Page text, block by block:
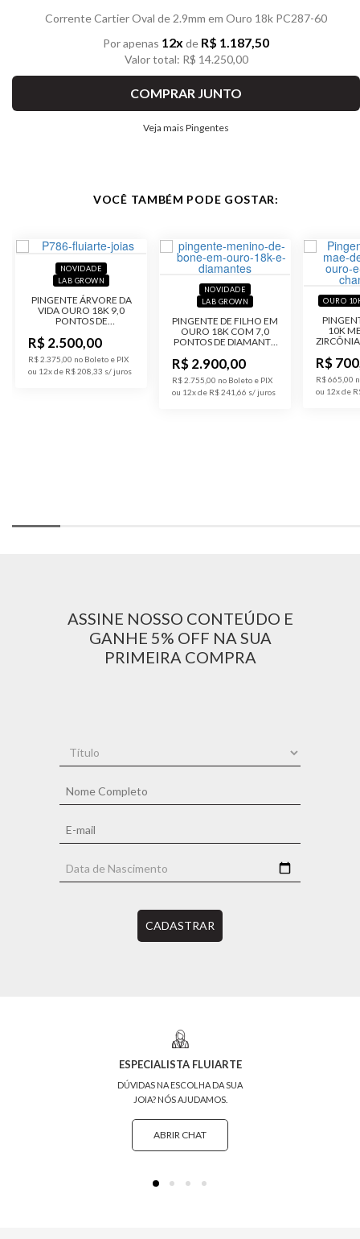
Corrente Cartier Oval de 2.9mm em Ouro 18k PC287-60
Por apenas 12x de R$ 1.187,50
Valor total: R$ 14.250,00
COMPRAR JUNTO
Veja mais Pingentes
VOCÊ TAMBÉM PODE GOSTAR:
NOVIDADE
LAB GROWN
PINGENTE ÁRVORE DA
VIDA OURO 18K 9,0
PONTOS DE
GROWN
R$ 2.500,00
R$ 2.375,00 no Boleto e PIX
ou 12x de R$ 208,33
NOVIDADE
LAB GROWN
PINGENTE DE FILHO EM
OURO 18K COM 7,0
PONTOS DE DIAMANTE
R$ 2.900,00
R$ 2.755,00 no Boleto e PIX
ou 12x de R$ 241,66
OURO
10K
R$
R$ 665,00
ou 12x de
ASSINE NOSSO CONTEÚDO E
GANHE 5% OFF NA SUA
PRIMEIRA COMPRA
CADASTRAR
ESPECIALISTA FLUIARTE
DÚVIDAS NA ESCOLHA DA SUA
JOIA? NÓS AJUDAMOS.
ABRIR CHAT